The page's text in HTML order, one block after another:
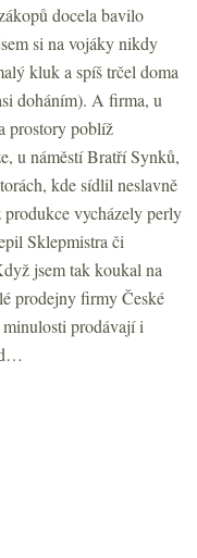
docela bavilo
si na vojáky nikdy
kluk a spíš trčel doma
doháním). A firma, u
prostory poblíž
u náměstí Bratří Synků,
kde sídlil neslavně
vycházely perly
Sklepmistra či
jsem tak koukal na
prodejny firmy České
prodávají i